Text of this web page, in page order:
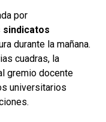
por
sindicatos
durante la mañana.
cuadras, la
gremio docente
universitarios